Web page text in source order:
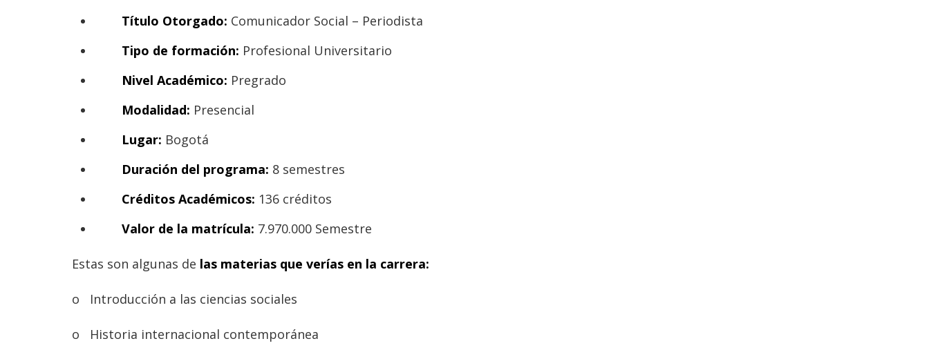
Título Otorgado: Comunicador Social – Periodista
Tipo de formación: Profesional Universitario
Nivel Académico: Pregrado
Modalidad: Presencial
Lugar: Bogotá
Duración del programa: 8 semestres
Créditos Académicos: 136 créditos
Valor de la matrícula: 7.970.000 Semestre
Estas son algunas de las materias que verías en la carrera:
o Introducción a las ciencias sociales
o Historia internacional contemporánea